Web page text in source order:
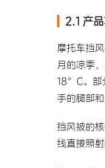
2.1 产
摩托车挡
月的凉季
18°C。部
手的腿部
挡风被的核
线直接照